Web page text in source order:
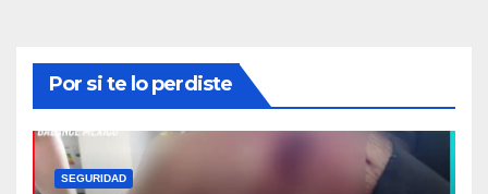
Por si te lo perdiste
SEGURIDAD